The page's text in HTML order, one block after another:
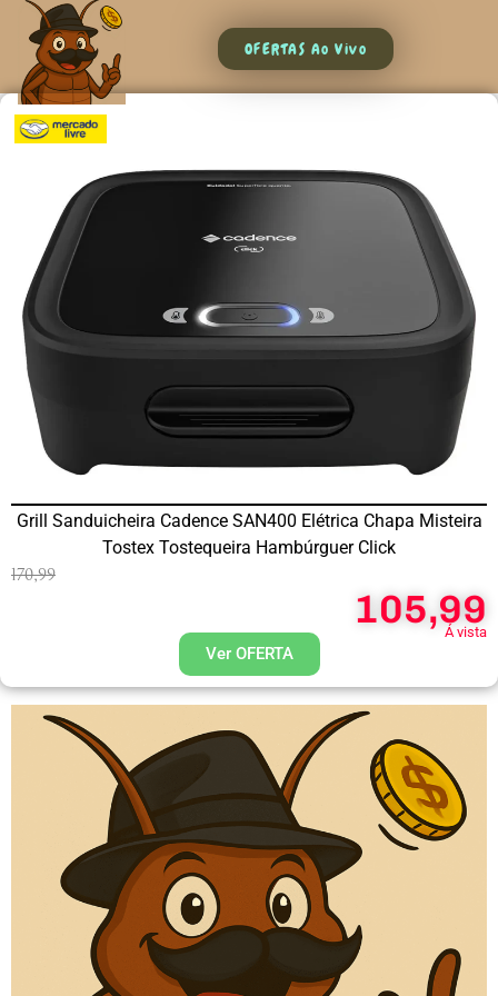
OFERTAS Ao Vivo
Grill Sanduicheira Cadence SAN400 Elétrica Chapa Misteira
Tostex Tostequeira Hambúrguer Click
170,99
105,99
Á vista
Ver OFERTA